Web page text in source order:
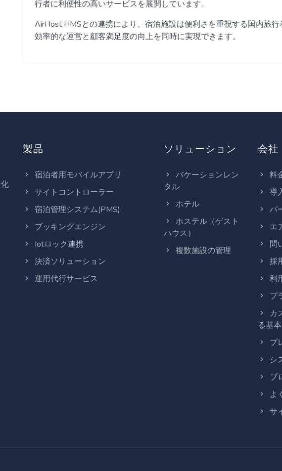
行者に利便性の高いサービスを展開しています。
AirHost HMSとの連携により、宿泊施設は便利さを重視する国内旅行
効率的な運営と顧客満足度の向上を同時に実現できます。
製品
宿泊者用モバイルアプリ
サイトコントローラー
宿泊管理システム(PMS)
ブッキングエンジン
Iotロック連携
決済ソリューション
運用代行サービス
ソリューション
バケーションレン
タル
ホテル
ホステル（ゲスト
ハウス）
複数施設の管理
会社
料
導
パ
エ
問
採
利
プ
カ
る基
プ
シ
ブ
よ
サ